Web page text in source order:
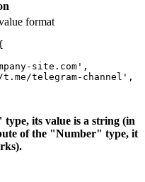
format
site.com',
telegram-channel',
its value is a string (in
of the "Number" type, it